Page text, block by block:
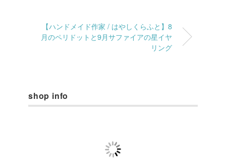
【ハンドメイド作家 / はやしくらふと】8
月のペリドットと9月サファイアの星イヤ
リング
shop info